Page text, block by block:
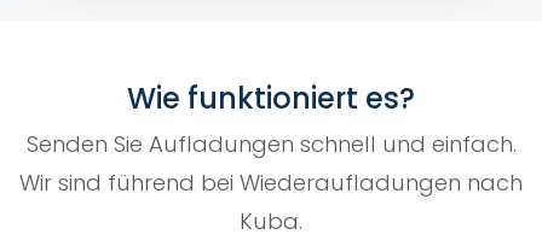
Wie funktioniert es?
Senden Sie Aufladungen schnell und einfach.
Wir sind führend bei Wiederaufladungen nach
Kuba.